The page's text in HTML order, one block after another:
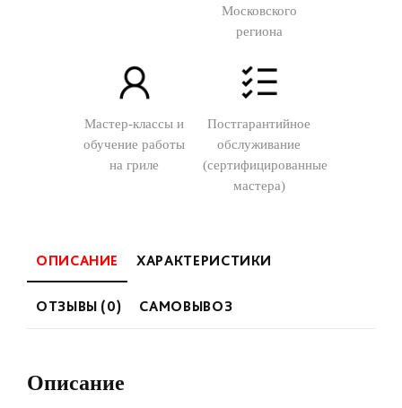
Московского
региона
Мастер-классы и
обучение работы
на гриле
Постгарантийное
обслуживание
(сертифицированные
мастера)
ОПИСАНИЕ ХАРАКТЕРИСТИКИ
ОТЗЫВЫ (0) САМОВЫВОЗ
Описание